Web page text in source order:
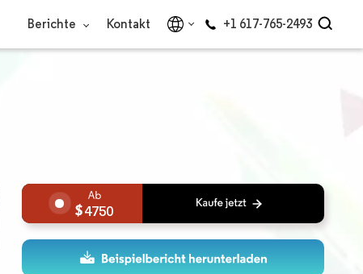
Berichte Kontakt +1 617-765-2493
4750